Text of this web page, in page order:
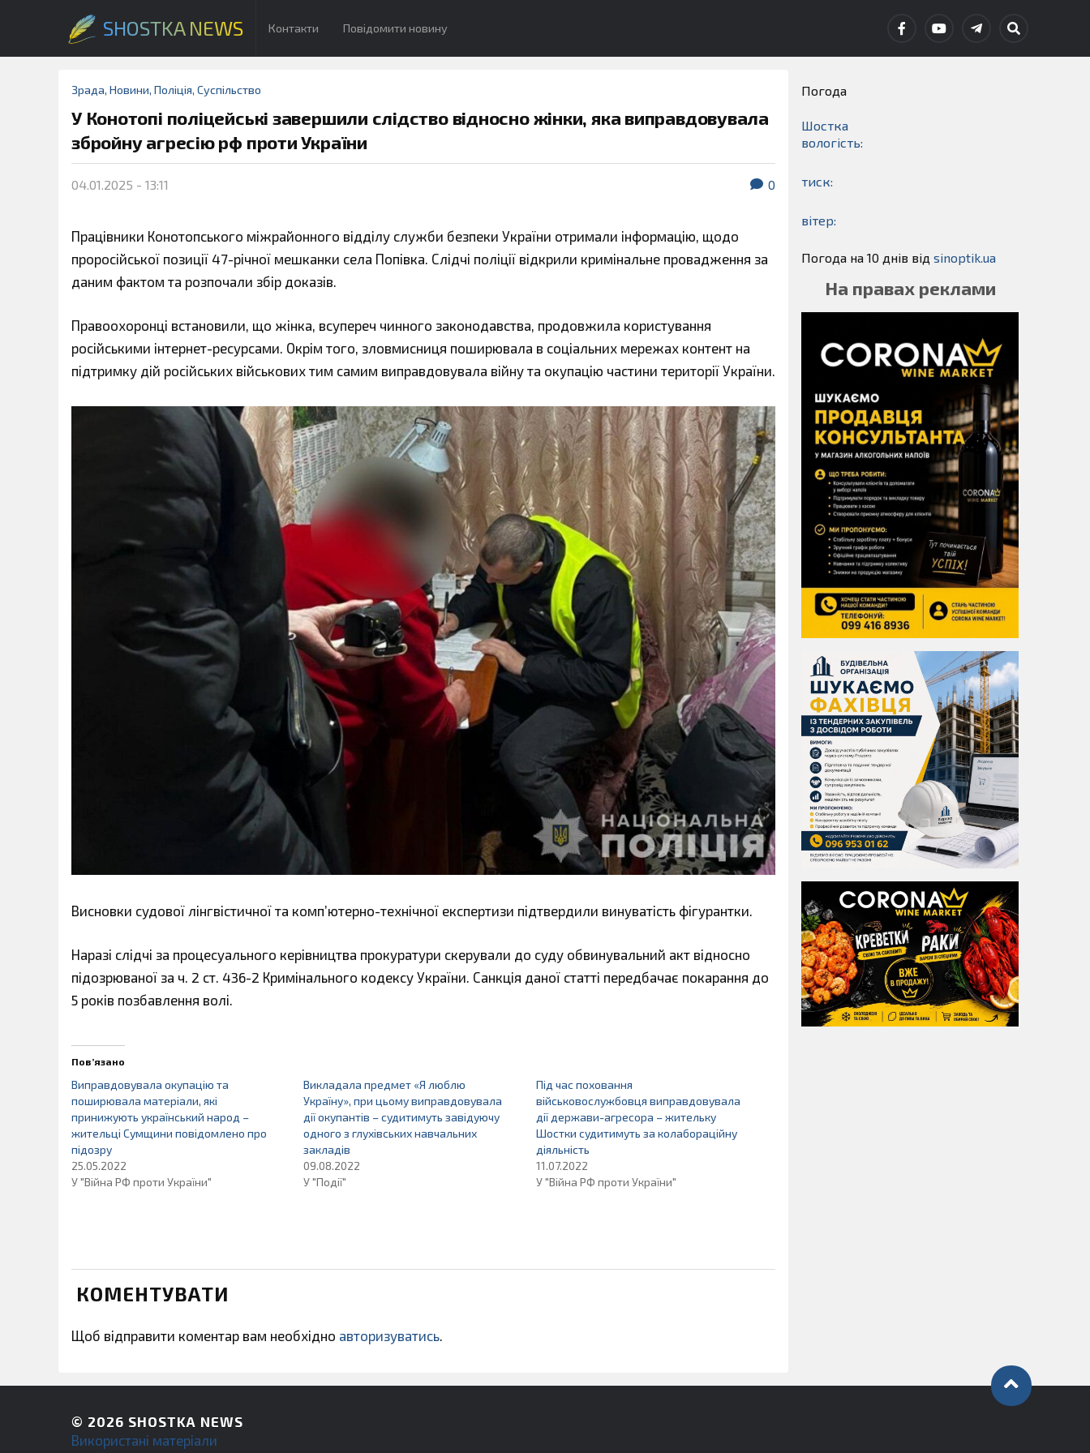
SHOSTKA NEWS Контакти Повідомити новину
Зрада, Новини, Поліція, Суспільство
У Конотопі поліцейські завершили слідство відносно жінки, яка виправдовувала
збройну агресію рф проти України
04.01.2025 - 13:11 0
Працівники Конотопського міжрайонного відділу служби безпеки України отримали інформацію, щодо
проросійської позиції 47-річної мешканки села Попівка. Слідчі поліції відкрили кримінальне провадження за
даним фактом та розпочали збір доказів.
Правоохоронці встановили, що жінка, всупереч чинного законодавства, продовжила користування
російськими інтернет-ресурсами. Окрім того, зловмисниця поширювала в соціальних мережах контент на
підтримку дій російських військових тим самим виправдовувала війну та окупацію частини території України.
Висновки судової лінгвістичної та комп’ютерно-технічної експертизи підтвердили винуватість фігурантки.
Наразі слідчі за процесуального керівництва прокуратури скерували до суду обвинувальний акт відносно
підозрюваної за ч. 2 ст. 436-2 Кримінального кодексу України. Санкція даної статті передбачає покарання до
5 років позбавлення волі.
Пов’язано
Виправдовувала окупацію та
поширювала матеріали, які
принижують український народ –
жительці Сумщини повідомлено про
підозру
25.05.2022
У "Війна РФ проти України"
Викладала предмет «Я люблю
Україну», при цьому виправдовувала
дії окупантів – судитимуть завідуючу
одного з глухівських навчальних
закладів
09.08.2022
У "Події"
Під час поховання
військовослужбовця виправдовувала
дії держави-агресора – жительку
Шостки судитимуть за колабораційну
діяльність
11.07.2022
У "Війна РФ проти України"
КОМЕНТУВАТИ
Щоб відправити коментар вам необхідно авторизуватись.
Погода
Шостка
вологість:
тиск:
вітер:
Погода на 10 днів від sinoptik.ua
На правах реклами
© 2026 SHOSTKA NEWS
Використані матеріали